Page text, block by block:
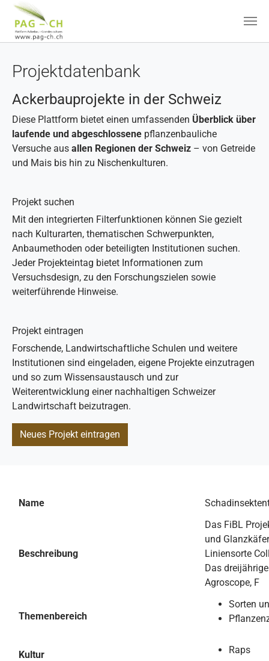
Projektdatenbank
Ackerbauprojekte in der Schweiz
Diese Plattform bietet einen umfassenden Überblick über
laufende und abgeschlossene pflanzenbauliche
Versuche aus allen Regionen der Schweiz – von Getreide
und Mais bis hin zu Nischenkulturen.
Projekt suchen
Mit den integrierten Filterfunktionen können Sie gezielt
nach Kulturarten, thematischen Schwerpunkten,
Anbaumethoden oder beteiligten Institutionen suchen.
Jeder Projekteintag bietet Informationen zum
Versuchsdesign, zu den Forschungszielen sowie
weiterführende Hinweise.
Projekt eintragen
Forschende, Landwirtschaftliche Schulen und weitere
Institutionen sind eingeladen, eigene Projekte einzutragen
und so zum Wissensaustausch und zur
Weiterentwicklung einer nachhaltigen Schweizer
Landwirtschaft beizutragen.
Neues Projekt eintragen
Name
Beschreibung
Das FiBL
und
Liniensorte
Das
Agroscope, F
Themenbereich
Sorten
Kultur Raps